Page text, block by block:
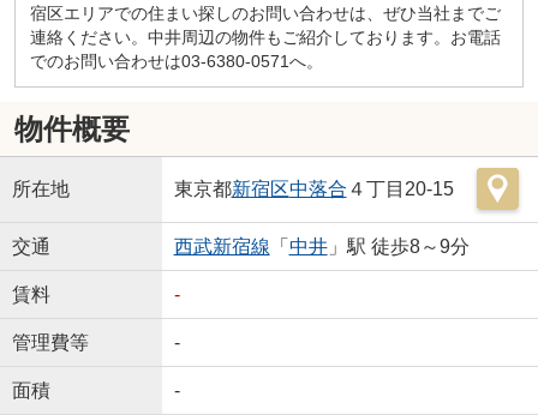
宿区エリアでの住まい探しのお問い合わせは、ぜひ当社までご
連絡ください。中井周辺の物件もご紹介しております。お電話
でのお問い合わせは03-6380-0571へ。
物件概要
所在地 東京都新宿区中落合 ４丁目20-15
交通 西武新宿線 「 中井」駅 徒歩8～9分
賃料 -
管理費等 -
面積 -